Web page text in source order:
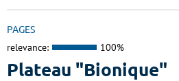
PAGES
relevance: 100%
Plateau "Bionique"